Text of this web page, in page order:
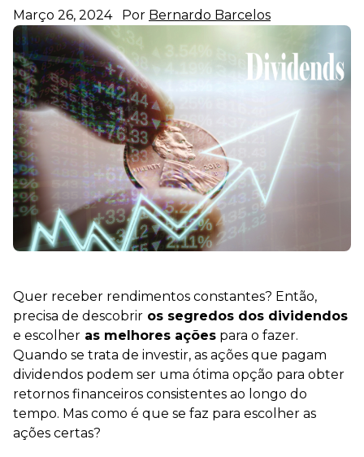
Março 26, 2024 Por Bernardo Barcelos
Quer receber rendimentos constantes? Então,
precisa de descobrir os segredos dos dividendos
e escolher as melhores ações para o fazer.
Quando se trata de investir, as ações que pagam
dividendos podem ser uma ótima opção para obter
retornos financeiros consistentes ao longo do
tempo. Mas como é que se faz para escolher as
ações certas?